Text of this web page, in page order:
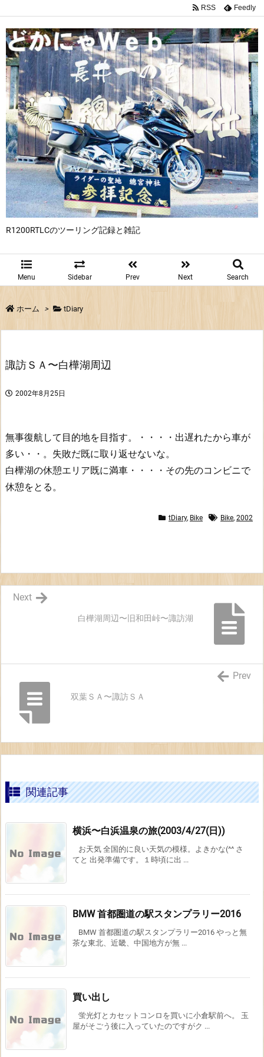
R1200RTLCのツーリング記録と雑記
Menu Sidebar Prev Next Search
RSS Feedly
ホーム > tDiary
諏訪ＳＡ〜白樺湖周辺
2002年8月25日
無事復航して目的地を目指す。・・・・出遅れたから車が
多い・・。失敗だ既に取り返せないな。
白樺湖の休憩エリア既に満車・・・・その先のコンビニで
休憩をとる。
tDiary, Bike Bike, 2002
白樺湖周辺〜旧和田峠〜諏訪湖
Next
双葉ＳＡ〜諏訪ＳＡ
Prev
関連記事
横浜〜白浜温泉の旅(2003/4/27(日))
お天気 全国的に良い天気の模様。よきかな(^^ さ
てと 出発準備です。１時頃に出 ...
BMW 首都圏道の駅スタンプラリー2016
BMW 首都圏道の駅スタンプラリー2016 やっと無
茶な東北、近畿、中国地方が無 ...
買い出し
蛍光灯とカセットコンロを買いに小倉駅前へ。 玉
屋がそごう後に入っていたのですがク ...